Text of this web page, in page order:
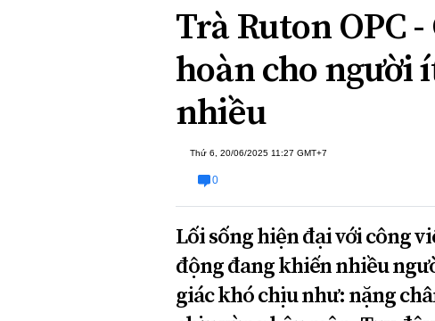
Chính sách
Đối thoại
luật
Góc nhìn luật
Hồ sơ điều tra
Tiếng nói công
ĐA CHIỀU
Quan điểm
INFOCUS
Trà Ruton OPC
hoàn cho người
nhiều
Thứ 6, 20/06/2025 11:27 GMT+7
0
Lối sống hiện đại với công
động đang khiến nhiều
giác khó chịu như: nặng